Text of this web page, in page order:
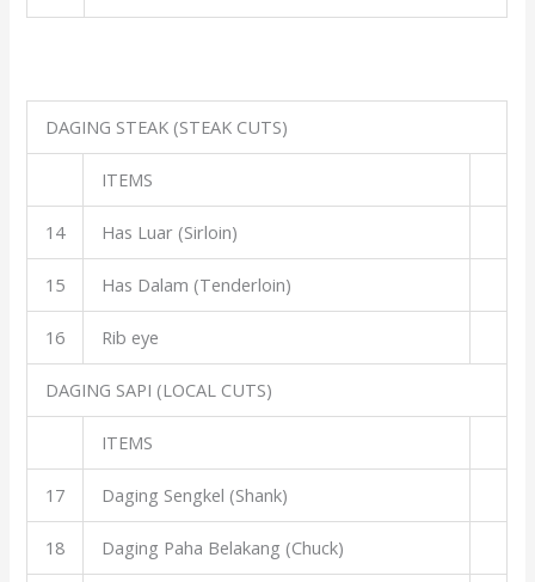
DAGING STEAK (STEAK CUTS)
ITEMS
14 Has Luar (Sirloin)
15 Has Dalam (Tenderloin)
16 Rib eye
DAGING SAPI (LOCAL CUTS)
ITEMS
17 Daging Sengkel (Shank)
18 Daging Paha Belakang (Chuck)